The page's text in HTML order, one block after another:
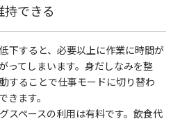
できる
下すると、必要以上に作業に時間が
ってしまいます。身だしなみを整
することで仕事モードに切り替わ
きます。
スペースの利用は有料です。飲食代